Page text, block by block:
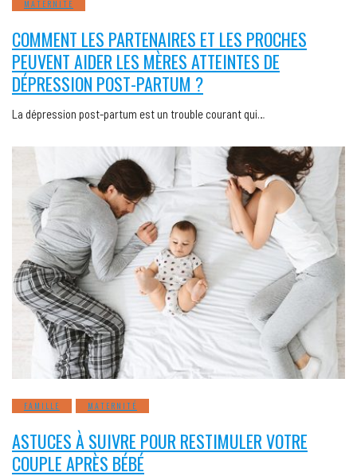
MATERNITÉ
COMMENT LES PARTENAIRES ET LES PROCHES
PEUVENT AIDER LES MÈRES ATTEINTES DE
DÉPRESSION POST-PARTUM ?
La dépression post-partum est un trouble courant qui…
FAMILLE MATERNITÉ
ASTUCES À SUIVRE POUR RESTIMULER VOTRE
COUPLE APRÈS BÉBÉ